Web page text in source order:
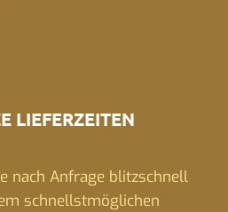
LIEFERZEITEN
nach Anfrage blitzschnell
schnellstmöglichen